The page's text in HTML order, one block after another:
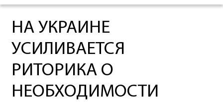
НА УКРАИНЕ
УСИЛИВАЕТСЯ
РИТОРИКА О
НЕОБХОДИМОСТИ